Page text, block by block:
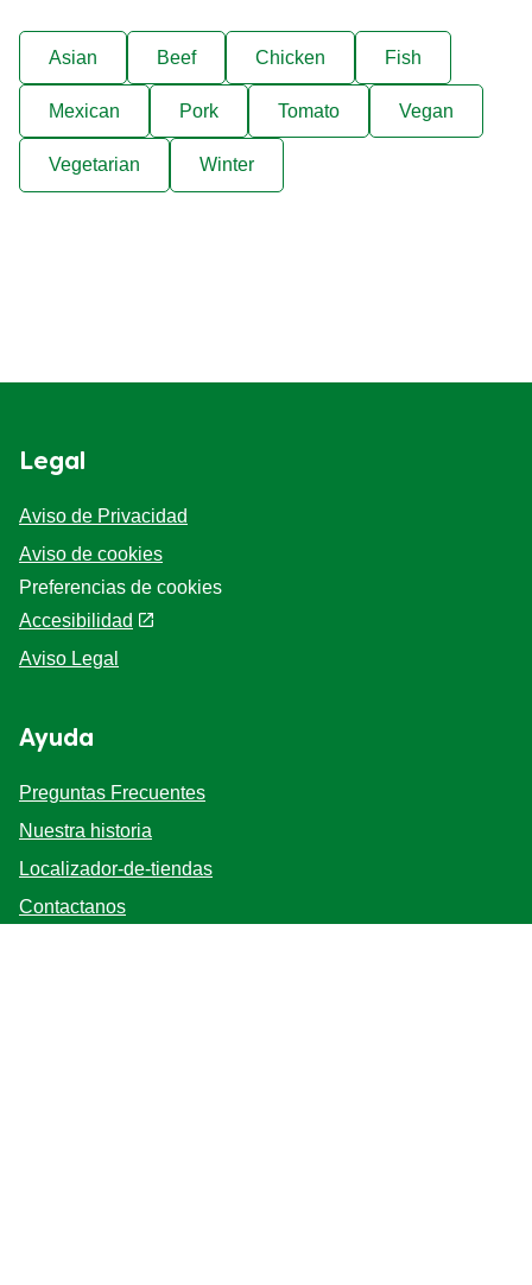
Asian Beef Chicken Fish
Mexican Pork Tomato Vegan
Vegetarian Winter
Legal
Aviso de Privacidad
Aviso de cookies
Preferencias de cookies
Accesibilidad
Aviso Legal
Ayuda
Preguntas Frecuentes
Nuestra historia
Localizador-de-tiendas
Contactanos